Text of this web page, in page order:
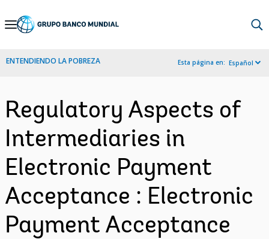
Skip
Navigation
ENTENDIENDO LA POBREZA Esta página en: Español
Regulatory Aspects of
Intermediaries in
Electronic Payment
Acceptance : Electronic
Payment Acceptance